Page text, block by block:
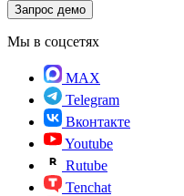
Запрос демо
Мы в соцсетях
MAX
Telegram
Вконтакте
Youtube
Rutube
Tenchat